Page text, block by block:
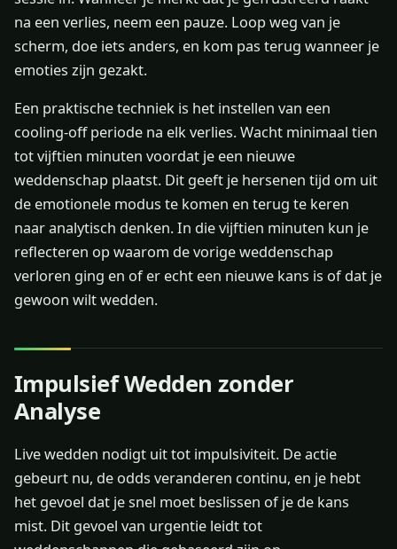
na een verlies, neem een pauze. Loop weg van je
scherm, doe iets anders, en kom pas terug wanneer je
emoties zijn gezakt.
Een praktische techniek is het instellen van een
cooling-off periode na elk verlies. Wacht minimaal tien
tot vijftien minuten voordat je een nieuwe
weddenschap plaatst. Dit geeft je hersenen tijd om uit
de emotionele modus te komen en terug te keren
naar analytisch denken. In die vijftien minuten kun je
reflecteren op waarom de vorige weddenschap
verloren ging en of er echt een nieuwe kans is of dat je
gewoon wilt wedden.
Impulsief Wedden zonder
Analyse
Live wedden nodigt uit tot impulsiviteit. De actie
gebeurt nu, de odds veranderen continu, en je hebt
het gevoel dat je snel moet beslissen of je de kans
mist. Dit gevoel van urgentie leidt tot